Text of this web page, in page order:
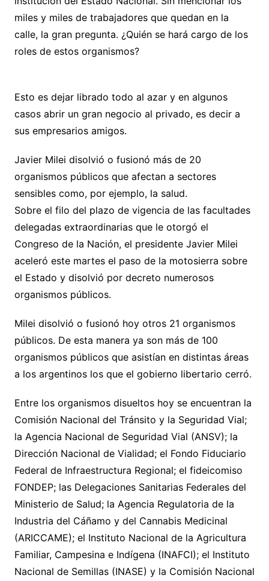
miles y miles de trabajadores que quedan en la
calle, la gran pregunta. ¿Quién se hará cargo de los
roles de estos organismos?
Esto es dejar librado todo al azar y en algunos
casos abrir un gran negocio al privado, es decir a
sus empresarios amigos.
Javier Milei disolvió o fusionó más de 20
organismos públicos que afectan a sectores
sensibles como, por ejemplo, la salud.
Sobre el filo del plazo de vigencia de las facultades
delegadas extraordinarias que le otorgó el
Congreso de la Nación, el presidente Javier Milei
aceleró este martes el paso de la motosierra sobre
el Estado y disolvió por decreto numerosos
organismos públicos.
Milei disolvió o fusionó hoy otros 21 organismos
públicos. De esta manera ya son más de 100
organismos públicos que asistían en distintas áreas
a los argentinos los que el gobierno libertario cerró.
Entre los organismos disueltos hoy se encuentran la
Comisión Nacional del Tránsito y la Seguridad Vial;
la Agencia Nacional de Seguridad Vial (ANSV); la
Dirección Nacional de Vialidad; el Fondo Fiduciario
Federal de Infraestructura Regional; el fideicomiso
FONDEP; las Delegaciones Sanitarias Federales del
Ministerio de Salud; la Agencia Regulatoria de la
Industria del Cáñamo y del Cannabis Medicinal
(ARICCAME); el Instituto Nacional de la Agricultura
Familiar, Campesina e Indígena (INAFCI); el Instituto
Nacional de Semillas (INASE) y la Comisión Nacional